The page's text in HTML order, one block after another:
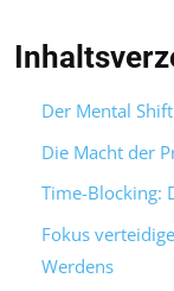
Der Mental
Die Macht der
Time-Blocking:
Fokus
Werdens